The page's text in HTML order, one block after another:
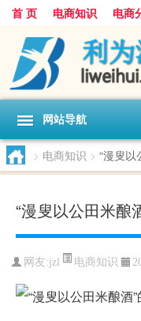
首 页 电商知识 电商
网站导航
> 电商知识 > “漫叟以
“漫叟以公田米酿
网友:jzl 电商知识